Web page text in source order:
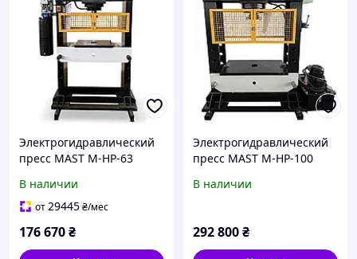
Электрогидравлический
пресс MAST M-HP-63
В наличии
от29445₴/мес
176 670₴
Электрогидравлический
пресс MAST M-HP-100
В наличии
292 800₴